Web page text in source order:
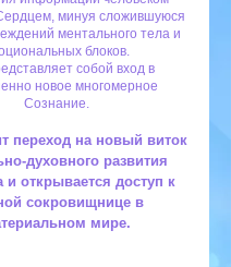
минуя сложившуюся
ментального тела и
блоков.
собой вход в
новое многомерное
Сознание.
переход на новый виток
духовного развития
и открывается доступ к
сокровищнице в
мире.